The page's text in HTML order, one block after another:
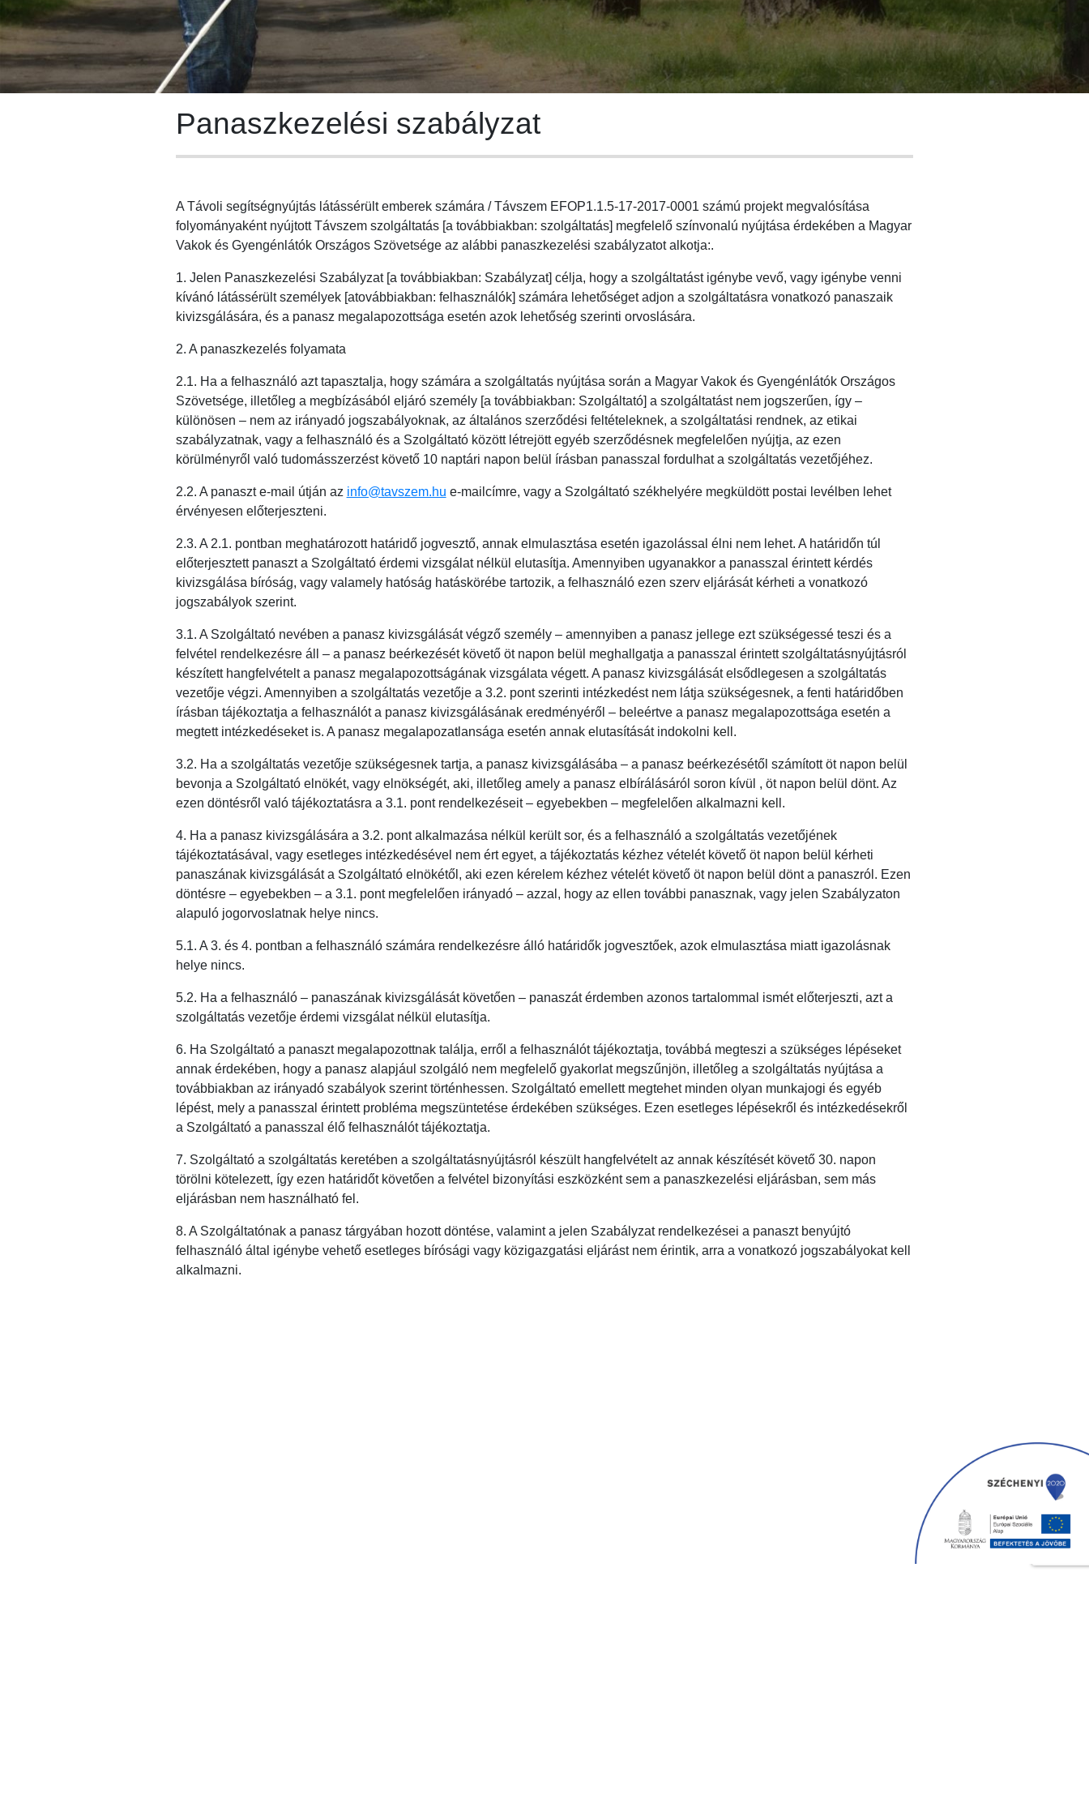
Panaszkezelési szabályzat
A Távoli segítségnyújtás látássérült emberek számára / Távszem EFOP1.1.5-17-2017-0001 számú projekt megvalósítása
folyományaként nyújtott Távszem szolgáltatás [a továbbiakban: szolgáltatás] megfelelő színvonalú nyújtása érdekében a Magyar
Vakok és Gyengénlátók Országos Szövetsége az alábbi panaszkezelési szabályzatot alkotja:.
1. Jelen Panaszkezelési Szabályzat [a továbbiakban: Szabályzat] célja, hogy a szolgáltatást igénybe vevő, vagy igénybe venni
kívánó látássérült személyek [atovábbiakban: felhasználók] számára lehetőséget adjon a szolgáltatásra vonatkozó panaszaik
kivizsgálására, és a panasz megalapozottsága esetén azok lehetőség szerinti orvoslására.
2. A panaszkezelés folyamata
2.1. Ha a felhasználó azt tapasztalja, hogy számára a szolgáltatás nyújtása során a Magyar Vakok és Gyengénlátók Országos
Szövetsége, illetőleg a megbízásából eljáró személy [a továbbiakban: Szolgáltató] a szolgáltatást nem jogszerűen, így –
különösen – nem az irányadó jogszabályoknak, az általános szerződési feltételeknek, a szolgáltatási rendnek, az etikai
szabályzatnak, vagy a felhasználó és a Szolgáltató között létrejött egyéb szerződésnek megfelelően nyújtja, az ezen
körülményről való tudomásszerzést követő 10 naptári napon belül írásban panasszal fordulhat a szolgáltatás vezetőjéhez.
2.2. A panaszt e-mail útján az info@tavszem.hu e-mailcímre, vagy a Szolgáltató székhelyére megküldött postai levélben lehet
érvényesen előterjeszteni.
2.3. A 2.1. pontban meghatározott határidő jogvesztő, annak elmulasztása esetén igazolással élni nem lehet. A határidőn túl
előterjesztett panaszt a Szolgáltató érdemi vizsgálat nélkül elutasítja. Amennyiben ugyanakkor a panasszal érintett kérdés
kivizsgálása bíróság, vagy valamely hatóság hatáskörébe tartozik, a felhasználó ezen szerv eljárását kérheti a vonatkozó
jogszabályok szerint.
3.1. A Szolgáltató nevében a panasz kivizsgálását végző személy – amennyiben a panasz jellege ezt szükségessé teszi és a
felvétel rendelkezésre áll – a panasz beérkezését követő öt napon belül meghallgatja a panasszal érintett szolgáltatásnyújtásról
készített hangfelvételt a panasz megalapozottságának vizsgálata végett. A panasz kivizsgálását elsődlegesen a szolgáltatás
vezetője végzi. Amennyiben a szolgáltatás vezetője a 3.2. pont szerinti intézkedést nem látja szükségesnek, a fenti határidőben
írásban tájékoztatja a felhasználót a panasz kivizsgálásának eredményéről – beleértve a panasz megalapozottsága esetén a
megtett intézkedéseket is. A panasz megalapozatlansága esetén annak elutasítását indokolni kell.
3.2. Ha a szolgáltatás vezetője szükségesnek tartja, a panasz kivizsgálásába – a panasz beérkezésétől számított öt napon belül
bevonja a Szolgáltató elnökét, vagy elnökségét, aki, illetőleg amely a panasz elbírálásáról soron kívül , öt napon belül dönt. Az
ezen döntésről való tájékoztatásra a 3.1. pont rendelkezéseit – egyebekben – megfelelően alkalmazni kell.
4. Ha a panasz kivizsgálására a 3.2. pont alkalmazása nélkül került sor, és a felhasználó a szolgáltatás vezetőjének
tájékoztatásával, vagy esetleges intézkedésével nem ért egyet, a tájékoztatás kézhez vételét követő öt napon belül kérheti
panaszának kivizsgálását a Szolgáltató elnökétől, aki ezen kérelem kézhez vételét követő öt napon belül dönt a panaszról. Ezen
döntésre – egyebekben – a 3.1. pont megfelelően irányadó – azzal, hogy az ellen további panasznak, vagy jelen Szabályzaton
alapuló jogorvoslatnak helye nincs.
5.1. A 3. és 4. pontban a felhasználó számára rendelkezésre álló határidők jogvesztőek, azok elmulasztása miatt igazolásnak
helye nincs.
5.2. Ha a felhasználó – panaszának kivizsgálását követően – panaszát érdemben azonos tartalommal ismét előterjeszti, azt a
szolgáltatás vezetője érdemi vizsgálat nélkül elutasítja.
6. Ha Szolgáltató a panaszt megalapozottnak találja, erről a felhasználót tájékoztatja, továbbá megteszi a szükséges lépéseket
annak érdekében, hogy a panasz alapjául szolgáló nem megfelelő gyakorlat megszűnjön, illetőleg a szolgáltatás nyújtása a
továbbiakban az irányadó szabályok szerint történhessen. Szolgáltató emellett megtehet minden olyan munkajogi és egyéb
lépést, mely a panasszal érintett probléma megszüntetése érdekében szükséges. Ezen esetleges lépésekről és intézkedésekről
a Szolgáltató a panasszal élő felhasználót tájékoztatja.
7. Szolgáltató a szolgáltatás keretében a szolgáltatásnyújtásról készült hangfelvételt az annak készítését követő 30. napon
törölni kötelezett, így ezen határidőt követően a felvétel bizonyítási eszközként sem a panaszkezelési eljárásban, sem más
eljárásban nem használható fel.
8. A Szolgáltatónak a panasz tárgyában hozott döntése, valamint a jelen Szabályzat rendelkezései a panaszt benyújtó
felhasználó által igénybe vehető esetleges bírósági vagy közigazgatási eljárást nem érintik, arra a vonatkozó jogszabályokat kell
alkalmazni.